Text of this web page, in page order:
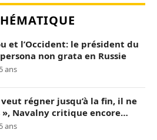
et l’Occident: le président du
non grata en Russie
ans
régner jusqu’à la fin, il ne
», Navalny critique encore
ans